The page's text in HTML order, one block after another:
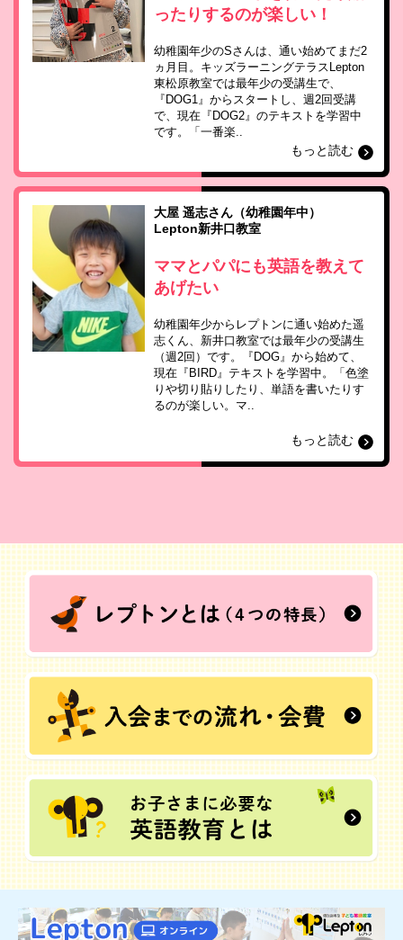
ったりするのが楽しい！
幼稚園年少のSさんは、通い始めてまだ2
ヵ月目。キッズラーニングテラスLepton
東松原教室では最年少の受講生で、
『DOG1』からスタートし、週2回受講
で、現在『DOG2』のテキストを学習中
です。「一番楽..
もっと読む
大屋 遥志さん（幼稚園年中）
Lepton新井口教室
ママとパパにも英語を教えて
あげたい
幼稚園年少からレプトンに通い始めた遥
志くん、新井口教室では最年少の受講生
（週2回）です。『DOG』から始めて、
現在『BIRD』テキストを学習中。「色塗
りや切り貼りしたり、単語を書いたりす
るのが楽しい。マ..
もっと読む